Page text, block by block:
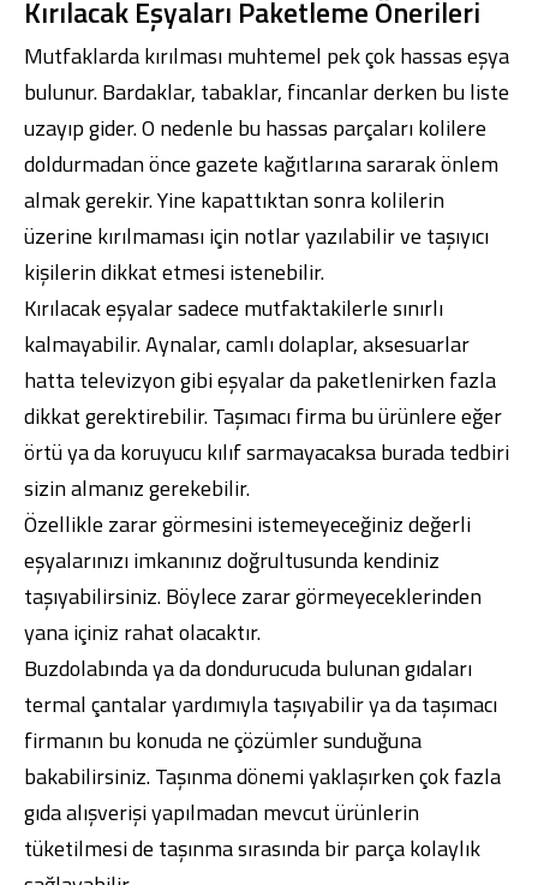
Kırılacak Eşyaları Paketleme Önerileri
Mutfaklarda kırılması muhtemel pek çok hassas eşya
bulunur. Bardaklar, tabaklar, fincanlar derken bu liste
uzayıp gider. O nedenle bu hassas parçaları kolilere
doldurmadan önce gazete kağıtlarına sararak önlem
almak gerekir. Yine kapattıktan sonra kolilerin
üzerine kırılmaması için notlar yazılabilir ve taşıyıcı
kişilerin dikkat etmesi istenebilir.
Kırılacak eşyalar sadece mutfaktakilerle sınırlı
kalmayabilir. Aynalar, camlı dolaplar, aksesuarlar
hatta televizyon gibi eşyalar da paketlenirken fazla
dikkat gerektirebilir. Taşımacı firma bu ürünlere eğer
örtü ya da koruyucu kılıf sarmayacaksa burada tedbiri
sizin almanız gerekebilir.
Özellikle zarar görmesini istemeyeceğiniz değerli
eşyalarınızı imkanınız doğrultusunda kendiniz
taşıyabilirsiniz. Böylece zarar görmeyeceklerinden
yana içiniz rahat olacaktır.
Buzdolabında ya da dondurucuda bulunan gıdaları
termal çantalar yardımıyla taşıyabilir ya da taşımacı
firmanın bu konuda ne çözümler sunduğuna
bakabilirsiniz. Taşınma dönemi yaklaşırken çok fazla
gıda alışverişi yapılmadan mevcut ürünlerin
tüketilmesi de taşınma sırasında bir parça kolaylık